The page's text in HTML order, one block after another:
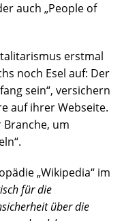
auch „People of
erstmal
noch Esel auf: Der
sein“, versichern
auf ihrer Webseite.
um
„Wikipedia“ im
für die
über die